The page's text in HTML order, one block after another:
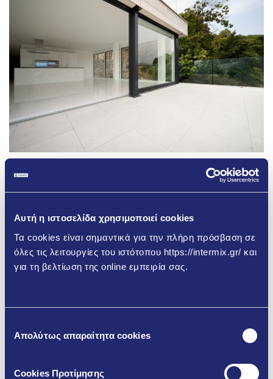
Αυτή η ιστοσελίδα χρησιμοποιεί cookies
Τα cookies είναι σημαντικά για την πλήρη πρόσβαση σε
όλες τις λειτουργίες του ιστότοπου https://intermix.gr/ και
για τη βελτίωση της online εμπειρία σας.
συγκατάθεσης
Απολύτως απαραίτητα cookies
Cookies Προτίμησης
διακοσμητικά πλακίδια
Περισσότερα